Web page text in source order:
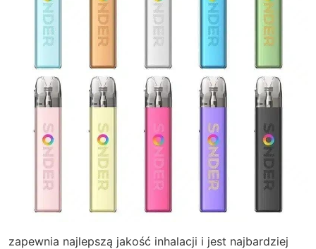
zapewnia najlepszą jakość inhalacji i jest najbardziej